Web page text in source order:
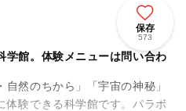
保存
573
学館。体験メニューは問い合わ
自然のちから」「宇宙の神秘」
体験できる科学館です。パラボ